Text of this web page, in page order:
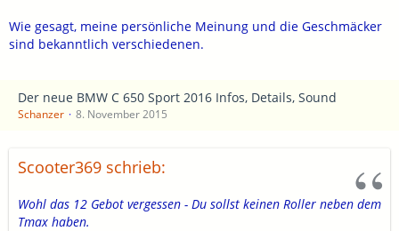
Wie gesagt, meine persönliche Meinung und die Geschmäcker
sind bekanntlich verschiedenen.
Der neue BMW C 650 Sport 2016 Infos, Details, Sound
Schanzer 8. November 2015
Scooter369 schrieb:
Wohl das 12 Gebot vergessen - Du sollst keinen Roller neben dem
Tmax haben.